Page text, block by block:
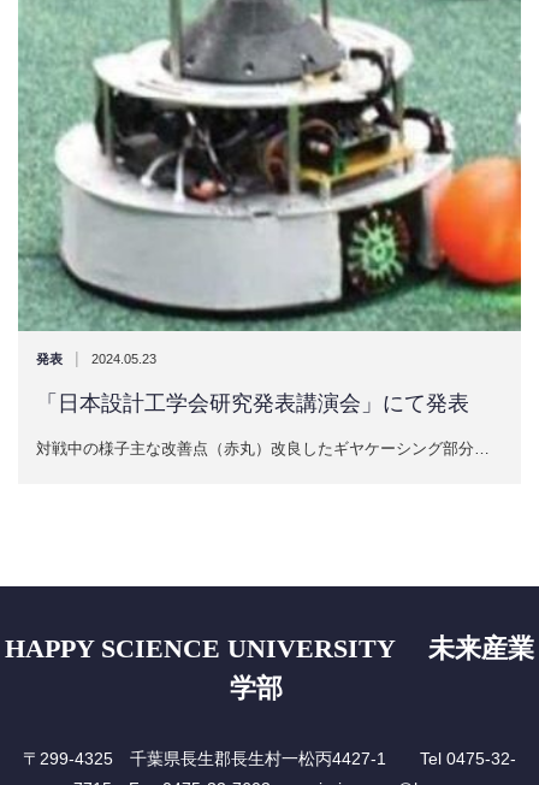
発表 | 2024.05.23
「日本設計工学会研究発表講演会」にて発表
対戦中の様子主な改善点（赤丸）改良したギヤケーシング部分…
HAPPY SCIENCE UNIVERSITY 未来産業
学部
〒299-4325 千葉県長生郡長生村一松丙4427-1 Tel 0475-32-